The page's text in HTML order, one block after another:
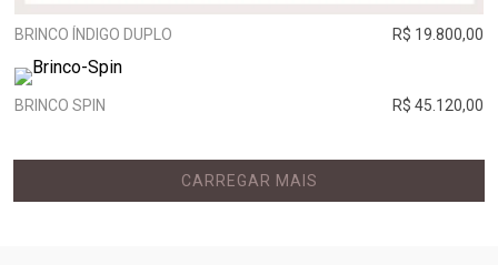
BRINCO ÍNDIGO DUPLO R$ 19.800,00
BRINCO SPIN R$ 45.120,00
CARREGAR MAIS